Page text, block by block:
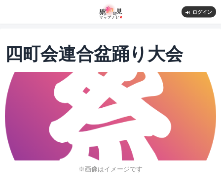
ログイン
四町会連合盆踊り大会
※画像はイメージです